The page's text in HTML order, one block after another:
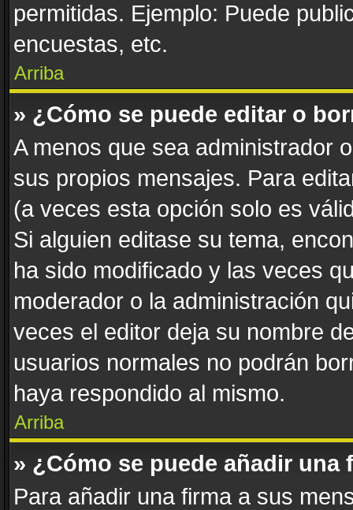
permitidas. Ejemplo: Puede
encuestas, etc.
Arriba
» ¿Cómo se puede editar o
A menos que sea administrador
sus propios mensajes. Para
(a veces esta opción solo es
Si alguien editase su tema,
ha sido modificado y las veces
moderador o la administración
veces el editor deja su nombre
usuarios normales no podrán
haya respondido al mismo.
Arriba
» ¿Cómo se puede añadir una
Para añadir una firma a sus